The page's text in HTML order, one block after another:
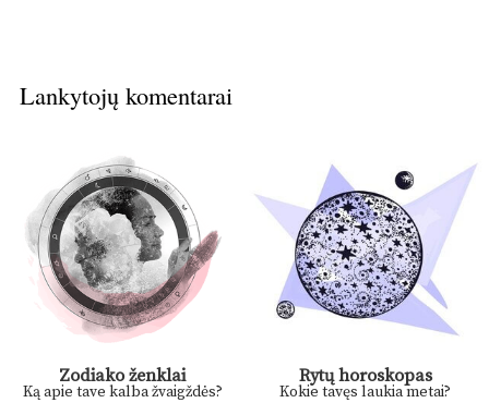
Lankytojų komentarai
Zodiako ženklai
Ką apie tave kalba žvaigždės?
Rytų horoskopas
Kokie tavęs laukia metai?